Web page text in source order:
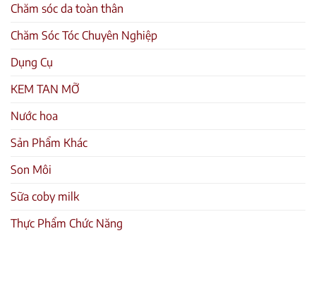
Chăm sóc da toàn thân
Chăm Sóc Tóc Chuyên Nghiệp
Dụng Cụ
KEM TAN MỠ
Nước hoa
Sản Phẩm Khác
Son Môi
Sữa coby milk
Thực Phẩm Chức Năng